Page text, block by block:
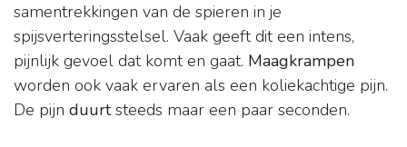
samentrekkingen van de spieren in je
spijsverteringsstelsel. Vaak geeft dit een intens,
pijnlijk gevoel dat komt en gaat. Maagkrampen
worden ook vaak ervaren als een koliekachtige pijn.
De pijn duurtsteeds maar een paar seconden.